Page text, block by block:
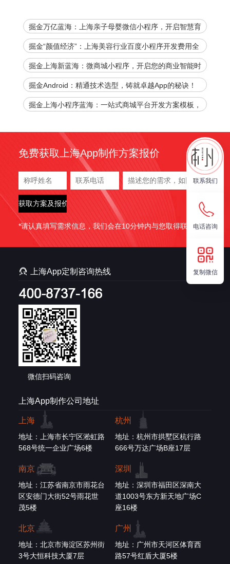
联系我们
电话咨询
复制微信
掘金万亿蓝海：上海亲子母婴微信小程序，开启智慧育
儿新时代！
掘金“颜值经济”：上海美容行业百度小程序开发费用全
解析，助您抢占数字先机！
掘金上海新蓝海：微商城小程序，开启您的商业智能时
代
掘金Android：精通技术选型，铸就卓越App的秘诀！
掘金上海小程序蓝海：一站式商城平台开发方案模板，
免费获取上海App制作方案报价
*请认真填写需求信息，我们会在10分钟内与您取得联系。
 上海App定制咨询热线
微信扫码咨询
上海App制作公司地址
上海
地址：上海市长宁区淞虹路
568号统一企业广场6楼
杭州
地址：杭州市拱墅区杭行路
666号万达广场B座17层
南京
地址：江苏省南京市雨花台
区安德门大街52号雨花世
茂5楼
深圳
地址：深圳市福田区深南大
道1003号东方新天地广场C
座16楼
北京
地址：北京市海淀区苏州街
3号大恒科技大厦7层
广州
地址：广州市天河区体育西
路57号红盾大厦5楼